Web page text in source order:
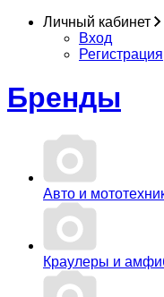
Личный кабинет
Вход
Регистрация
Бренды
Авто и
Краулеры и